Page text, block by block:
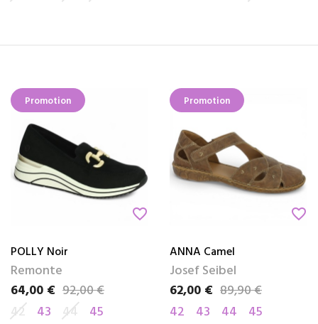
Promotion
favorite_border
POLLY Noir
Remonte
Prix
64,00 €
Prix de base92,00 €
42
43 44 45
Promotion
favorite_border
ANNA Camel
Josef Seibel
Prix
62,00 €
Prix de base89,90 €
42
43 44 45